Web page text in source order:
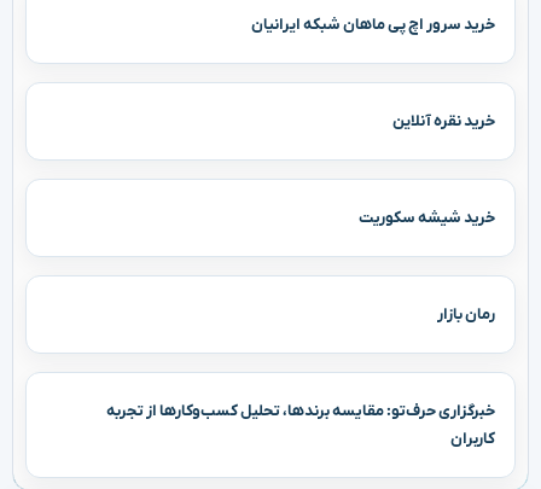
خرید سرور اچ پی ماهان شبکه ایرانیان
خرید نقره آنلاین
خرید شیشه سکوریت
رمان بازار
خبرگزاری حرف‌تو: مقایسه برندها، تحلیل کسب‌وکارها از تجربه
کاربران